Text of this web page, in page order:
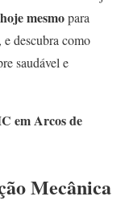
mesmopara
e descubra como
saudável e
em Arcos de
Mecânica